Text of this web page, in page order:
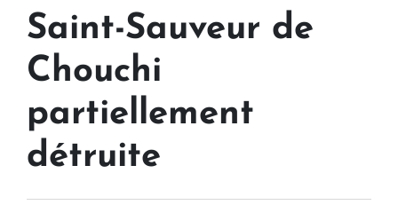
Saint-Sauveur de
Chouchi
partiellement
détruite